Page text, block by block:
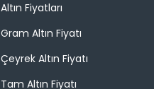
Altın Fiyatları
Gram Altın Fiyatı
Çeyrek Altın Fiyatı
Tam Altın Fiyatı